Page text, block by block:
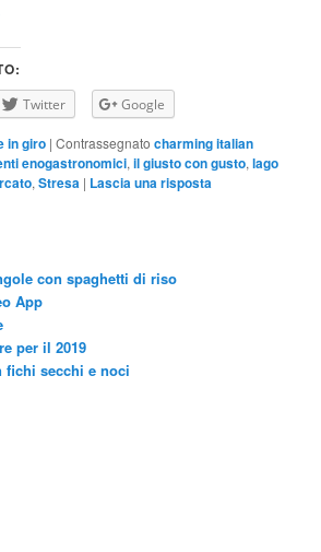
Twitter Google
in giro |Contrassegnato charming italian
enogastronomici,il giusto con gusto,lago
,Stresa | Lascia una risposta
con spaghetti di riso
App
per il 2019
fichi secchi e noci